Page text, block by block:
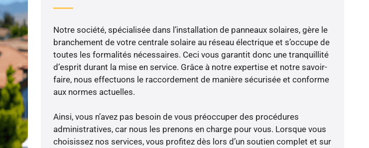
Notre société, spécialisée dans l’installation de panneaux solaires, gère le
branchement de votre centrale solaire au réseau électrique et s’occupe de
toutes les formalités nécessaires. Ceci vous garantit donc une tranquillité
d’esprit durant la mise en service. Grâce à notre expertise et notre savoir-
faire, nous effectuons le raccordement de manière sécurisée et conforme
aux normes actuelles.
Ainsi, vous n’avez pas besoin de vous préoccuper des procédures
administratives, car nous les prenons en charge pour vous. Lorsque vous
choisissez nos services, vous profitez dès lors d’un soutien complet et sur